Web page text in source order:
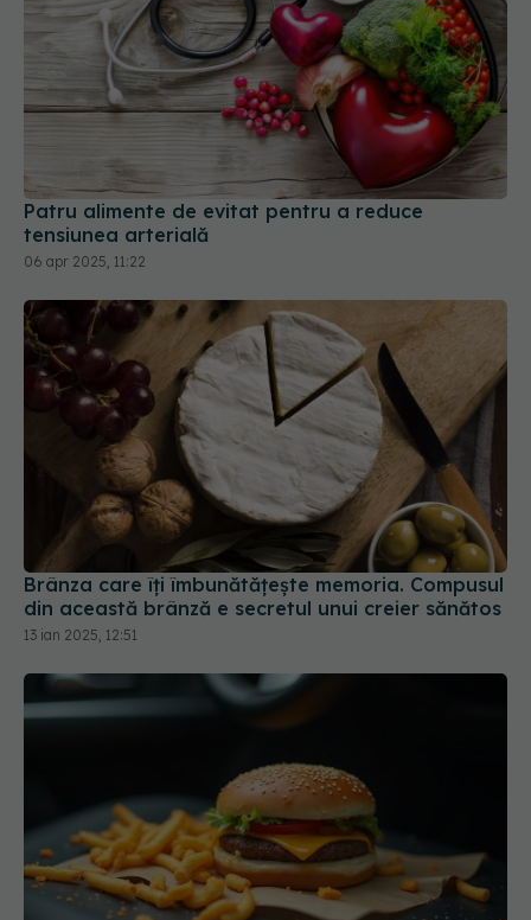
Patru alimente de evitat pentru a reduce
tensiunea arterială
06 apr 2025, 11:22
Brânza care îți îmbunătățește memoria. Compusul
din această brânză e secretul unui creier sănătos
13 ian 2025, 12:51